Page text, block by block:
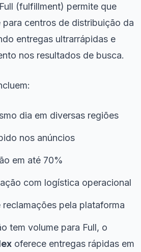
(fulfillment) permite que
centros de distribuição da
entregas ultrarrápidas e
nos resultados de busca.
dia em diversas regiões
nos anúncios
em até 70%
com logística operacional
pela plataforma
tem volume para Full, o
oferece entregas rápidas em